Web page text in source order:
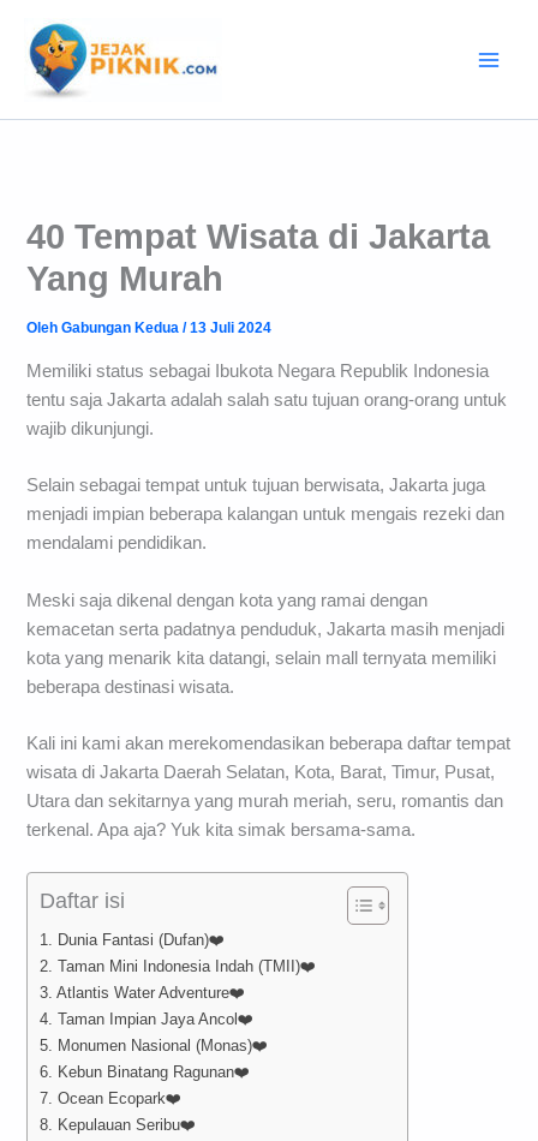
konten
40 Tempat Wisata di Jakarta
Yang Murah
OlehGabungan Kedua/13 Juli 2024
Memiliki status sebagai Ibukota Negara Republik Indonesia
tentu saja Jakarta adalah salah satu tujuan orang-orang untuk
wajib dikunjungi.
Selain sebagai tempat untuk tujuan berwisata, Jakarta juga
menjadi impian beberapa kalangan untuk mengais rezeki dan
mendalami pendidikan.
Meski saja dikenal dengan kota yang ramai dengan
kemacetan serta padatnya penduduk, Jakarta masih menjadi
kota yang menarik kita datangi, selain mall ternyata memiliki
beberapa destinasi wisata.
Kali ini kami akan merekomendasikan beberapa daftar tempat
wisata di Jakarta Daerah Selatan, Kota, Barat, Timur, Pusat,
Utara dan sekitarnya yang murah meriah, seru, romantis dan
terkenal. Apa aja? Yuk kita simak bersama-sama.
Daftar isi
1. Dunia Fantasi (Dufan)❤️
2. Taman Mini Indonesia Indah (TMII)❤️
3. Atlantis Water Adventure❤️
4. Taman Impian Jaya Ancol❤️
5. Monumen Nasional (Monas)❤️
6. Kebun Binatang Ragunan❤️
7. Ocean Ecopark❤️
8. Kepulauan Seribu❤️